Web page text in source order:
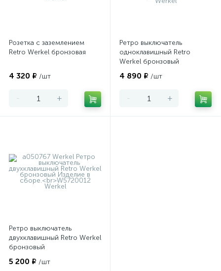
Розетка с заземлением
Retro Werkel бронзовая
4 320 ₽ /шт
- +
Ретро выключатель
одноклавишный Retro
Werkel бронзовый
4 890 ₽ /шт
- +
Ретро выключатель
двухклавишный Retro Werkel
бронзовый
5 200 ₽ /шт